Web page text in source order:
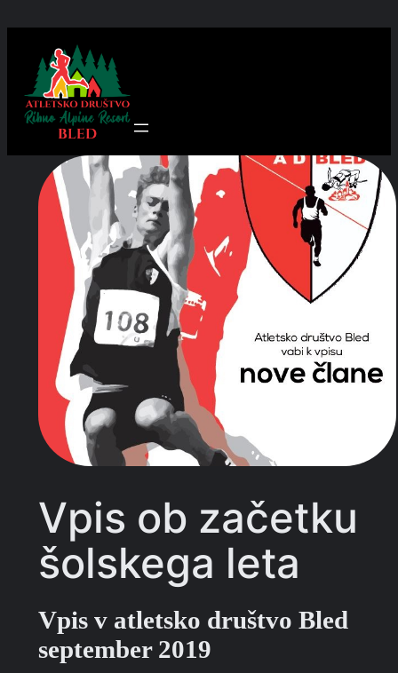
vsebino
Vpis ob začetku
šolskega leta
Vpis v atletsko društvo Bled
september 2019